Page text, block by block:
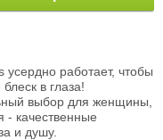
работает, чтобы
в глаза!
выбор для женщины,
- качественные
и душу.